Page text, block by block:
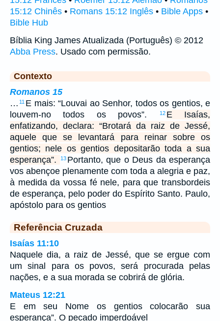
15:12 Chinês • Romans 15:12 Inglês • Bible Apps •
Bible Hub
Bíblia King James Atualizada (Português) © 2012
Abba Press. Usado com permissão.
Contexto
Romanos 15
… 11 E mais: “Louvai ao Senhor, todos os gentios, e
louvem-no todos os povos”.
12 E Isaías,
enfatizando, declara: “Brotará da raiz de Jessé,
aquele que se levantará para reinar sobre os
gentios; nele os gentios depositarão toda a sua
esperança”.
13 Portanto, que o Deus da esperança
vos abençoe plenamente com toda a alegria e paz,
à medida da vossa fé nele, para que transbordeis
de esperança, pelo poder do Espírito Santo. Paulo,
apóstolo para os gentios
Referência Cruzada
Isaías 11:10
Naquele dia, a raiz de Jessé, que se ergue com
um sinal para os povos, será procurada pelas
nações, e a sua morada se cobrirá de glória.
Mateus 12:21
E em seu Nome os gentios colocarão sua
esperança”. O pecado imperdoável